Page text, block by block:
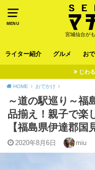
MENU
宮城仙台が
ライター紹介 グルメ お
じわ
HOME おでかけ
～道の駅巡り～福
品揃え！親子で楽
【福島県伊達郡国
2020年8月6日 miu